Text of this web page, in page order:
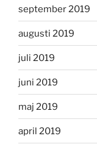
september 2019
augusti 2019
juli 2019
juni 2019
maj 2019
april 2019